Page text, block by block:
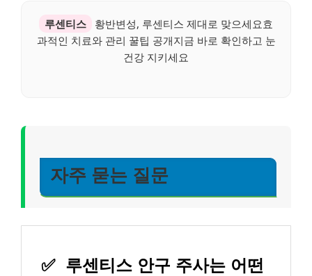
루센티스
황반변성, 루센티스 제대로 맞으세요효
과적인 치료와 관리 꿀팁 공개지금 바로 확인하고 눈
건강 지키세요
자주 묻는 질문
✅ 루센티스 안구 주사는 어떤